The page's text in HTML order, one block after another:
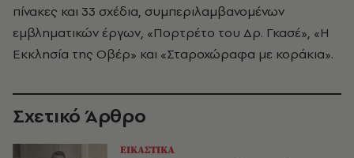
πίνακες και 33 σχέδια, συμπεριλαμβανομένων
εμβληματικών έργων, «Πορτρέτο του Δρ. Γκασέ», «Η
Εκκλησία της Οβέρ» και «Σταροχώραφα με κοράκια».
Σχετικό Άρθρο
ΕΙΚΑΣΤΙΚΑ